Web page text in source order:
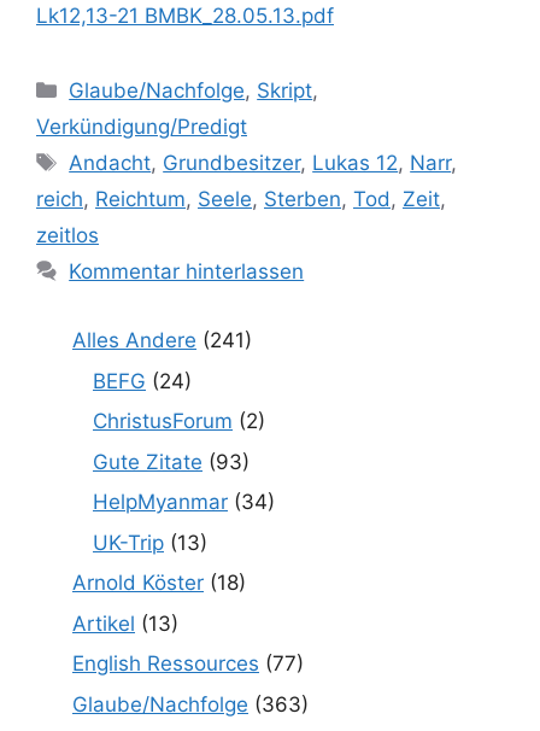
Lk12,13-21 BMBK_28.05.13.pdf
Kategorien
Glaube/Nachfolge, Skript,
Verkündigung/Predigt
Schlagwörter
Andacht, Grundbesitzer, Lukas 12, Narr,
reich, Reichtum, Seele, Sterben, Tod, Zeit,
zeitlos
Kommentar hinterlassen
Alles Andere (241)
BEFG (24)
ChristusForum (2)
Gute Zitate (93)
HelpMyanmar (34)
UK-Trip (13)
Arnold Köster (18)
Artikel (13)
English Ressources (77)
Glaube/Nachfolge (363)